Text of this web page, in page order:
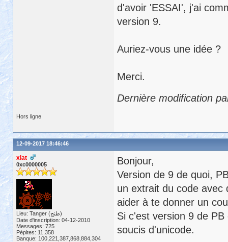
d'avoir 'ESSAI', j'ai
version 9.
Auriez-vous une idée ?
Merci.
Dernière modification
Hors ligne
12-09-2017 18:46:46
xlat
0xc0000005
Lieu: Tanger (طنج)
Date d'inscription: 04-12-2010
Messages: 725
Pépites: 11,358
Banque: 100,221,387,868,884,304
Bonjour,
Version de 9 de quoi,
un extrait du code avec
aider à te donner un
Si c'est version 9 de
soucis d'unicode.